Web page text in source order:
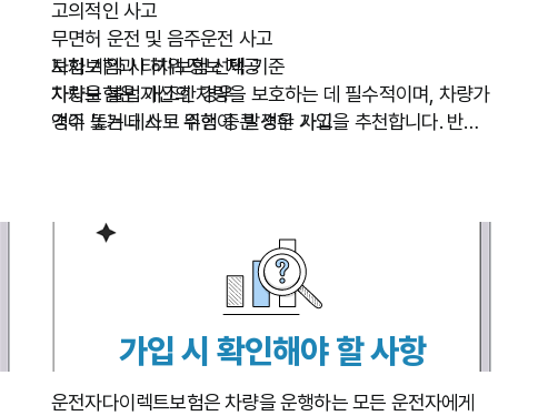
고의적인 사고
무면허 운전 및 음주운전 사고
보험 계약 시 허위 정보 제공
차량을 불법 개조한 경우
경주 또는 테스트 주행 중 발생한 사고
자차보험과 타차보험 선택 기준
자차보험은 자신의 차량을 보호하는 데 필수적이며, 차량가
액이 높거나 사고 위험이 큰 경우 가입을 추천합니다. 반면,
택하는 것이 중요합니다.
가입 시 확인해야 할 사항
운전자다이렉트보험은 차량을 운행하는 모든 운전자에게